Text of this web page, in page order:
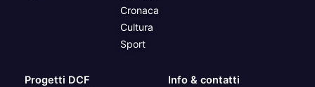
Cronaca
Cultura
Sport
Progetti DCF Info & contatti